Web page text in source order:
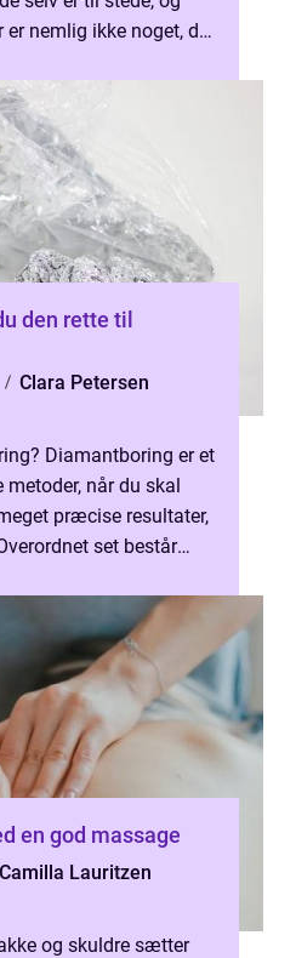
er nemlig ikke noget, der
den rette til
Clara Petersen
Diamantboring er et
når du skal
præcise resultater,
set består
en god massage
Camilla Lauritzen
og skuldre sætter